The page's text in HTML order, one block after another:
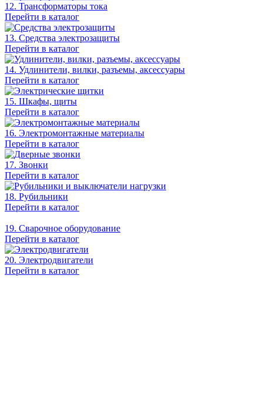
12. Трансформаторы тока
Перейти в каталог
13. Средства электрозащиты
Перейти в каталог
14. Удлинители, вилки, разъемы, аксессуары
Перейти в каталог
15. Шкафы, щиты
Перейти в каталог
16. Электромонтажные материалы
Перейти в каталог
17. Звонки
Перейти в каталог
18. Рубильники
Перейти в каталог
19. Сварочное оборудование
Перейти в каталог
20. Электродвигатели
Перейти в каталог